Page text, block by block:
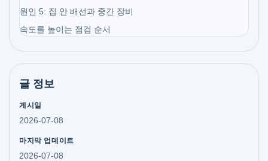
원인 5: 집 안 배선과 중간 장비
속도를 높이는 점검 순서
글 정보
게시일
2026-07-08
마지막 업데이트
2026-07-08